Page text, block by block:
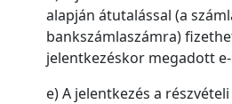
alapján átutalással (a
bankszámlaszámra)
jelentkezéskor megadott
e) A jelentkezés a